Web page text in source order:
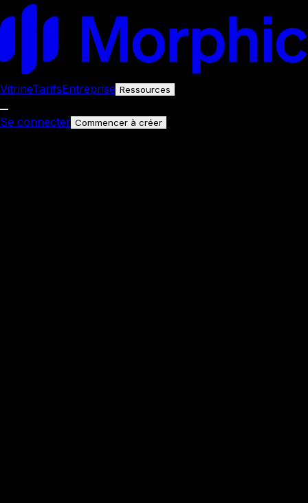
VitrineTarifsEntreprise Ressources
Se connecter Commencer à créer